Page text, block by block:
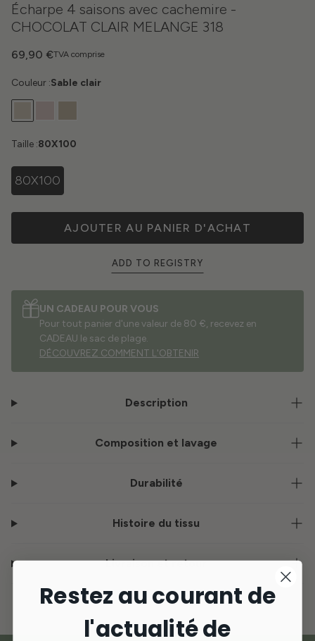
Écharpe 4 saisons avec cachemire -
CHOCOLAT CLAIR MELANGE 318
TVA comprise
69,90 €
Couleur :Sable clair
Taille :80X100
80X100
AJOUTER AU PANIER D'ACHAT
ADD TO REGISTRY
UN CADEAU POUR VOUS
Pour tout panier d'une valeur de 80 €, recevez en
CADEAU le sac de plage.
DÉCOUVREZ COMMENT L'OBTENIR
Description
Composition et lavage
Durabilité
Histoire du tissu
Livraison et retour
Restez au courant de
l'actualité de